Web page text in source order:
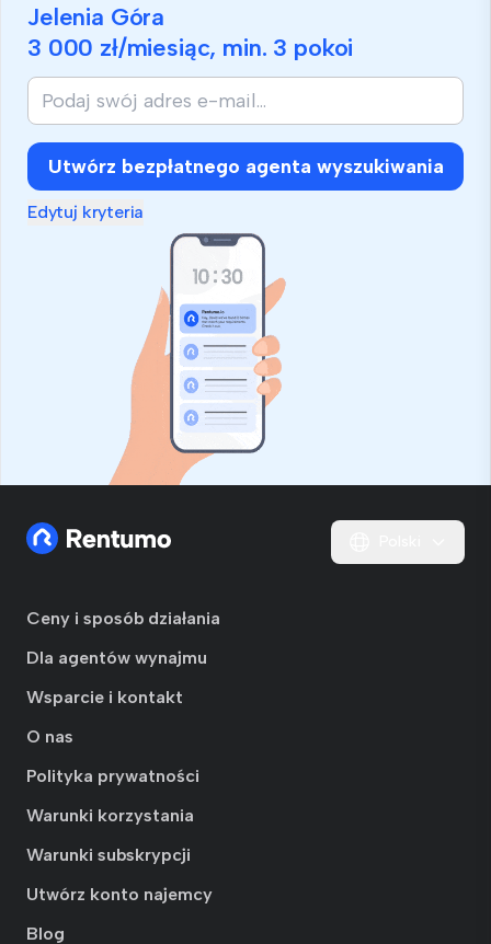
Jelenia Góra
3 000 zł/miesiąc, min. 3 pokoi
Utwórz bezpłatnego agenta wyszukiwania
Edytuj kryteria
Ceny i sposób działania
Dla agentów wynajmu
Wsparcie i kontakt
O nas
Polityka prywatności
Warunki korzystania
Warunki subskrypcji
Utwórz konto najemcy
Blog